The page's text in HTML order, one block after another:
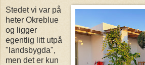
Stedet vi var på
heter Okreblue
og ligger
egentlig litt utpå
"landsbygda",
men det er kun